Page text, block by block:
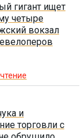
гигант ищет
четыре
вокзал
и
торговли с